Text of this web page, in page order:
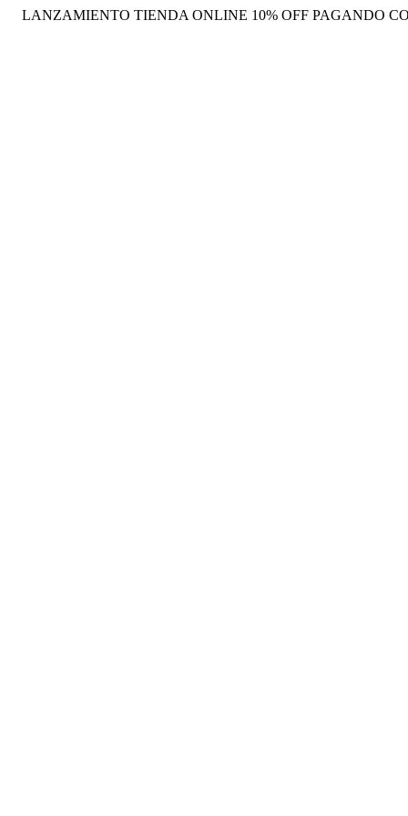
LANZAMIENTO TIENDA ONLINE 10% OFF PAGANDO